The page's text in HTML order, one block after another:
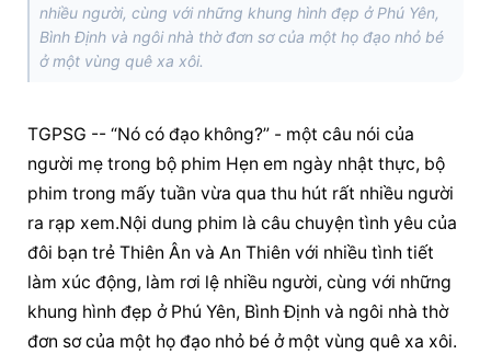
nhiều người, cùng với những khung hình đẹp ở Phú Yên,
Bình Định và ngôi nhà thờ đơn sơ của một họ đạo nhỏ bé
ở một vùng quê xa xôi.
TGPSG -- “Nó có đạo không?” - một câu nói của
người mẹ trong bộ phim Hẹn em ngày nhật thực, bộ
phim trong mấy tuần vừa qua thu hút rất nhiều người
ra rạp xem.Nội dung phim là câu chuyện tình yêu của
đôi bạn trẻ Thiên Ân và An Thiên với nhiều tình tiết
làm xúc động, làm rơi lệ nhiều người, cùng với những
khung hình đẹp ở Phú Yên, Bình Định và ngôi nhà thờ
đơn sơ của một họ đạo nhỏ bé ở một vùng quê xa xôi.